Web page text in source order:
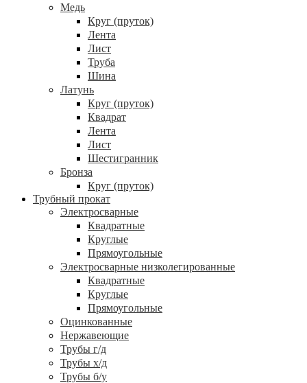
Медь
Круг (пруток)
Лента
Лист
Труба
Шина
Латунь
Круг (пруток)
Квадрат
Лента
Лист
Шестигранник
Бронза
Круг (пруток)
Трубный прокат
Электросварные
Квадратные
Круглые
Прямоугольные
Электросварные низколегированные
Квадратные
Круглые
Прямоугольные
Оцинкованные
Нержавеющие
Трубы г/д
Трубы х/д
Трубы б/у